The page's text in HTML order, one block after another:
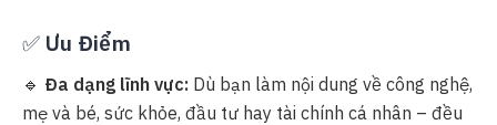
✅ Ưu Điểm
🔹 Đa dạng lĩnh vực: Dù bạn làm nội dung về công nghệ,
mẹ và bé, sức khỏe, đầu tư hay tài chính cá nhân – đều